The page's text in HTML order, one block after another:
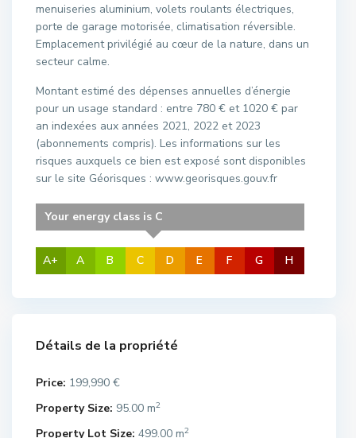
menuiseries aluminium, volets roulants électriques,
porte de garage motorisée, climatisation réversible.
Emplacement privilégié au cœur de la nature, dans un
secteur calme.
Montant estimé des dépenses annuelles d’énergie
pour un usage standard : entre 780 € et 1020 € par
an indexées aux années 2021, 2022 et 2023
(abonnements compris). Les informations sur les
risques auxquels ce bien est exposé sont disponibles
sur le site Géorisques : www.georisques.gouv.fr
A+ A B
Your energy class is C
C D E F G H
Détails de la propriété
Price: 199,990 €
Property Size: 95.00 m2
Property Lot Size: 499.00 m2